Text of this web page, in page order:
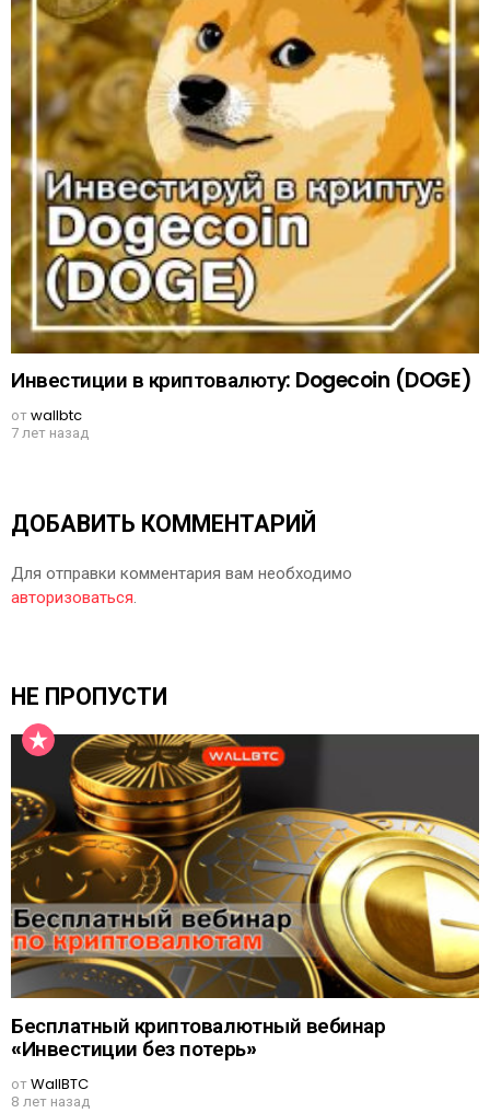
Инвестиции в криптовалюту: Dogecoin (DOGE)
отwallbtc
7 лет назад
ДОБАВИТЬ КОММЕНТАРИЙ
Для отправки комментария вам необходимо
авторизоваться.
НЕ ПРОПУСТИ
Бесплатный криптовалютный вебинар
«Инвестиции без потерь»
отWallBTC
8 лет назад